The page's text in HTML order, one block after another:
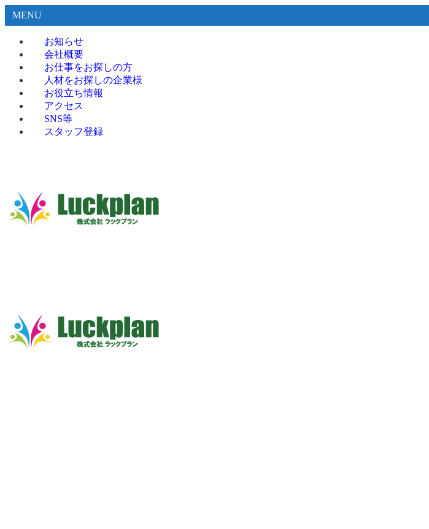
MENU
お知らせ
会社概要
お仕事をお探しの方
人材をお探しの企業様
お役立ち情報
アクセス
SNS等
スタッフ登録